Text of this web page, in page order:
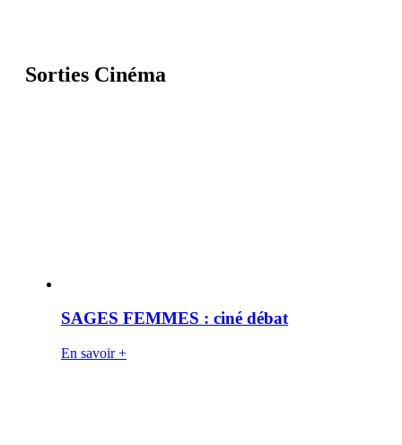
Sorties Cinéma
SAGES FEMMES : ciné débat
En savoir +